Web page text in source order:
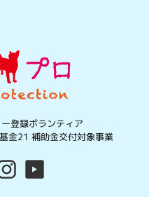
登録ボランティア
金21 補助金交付対象事業